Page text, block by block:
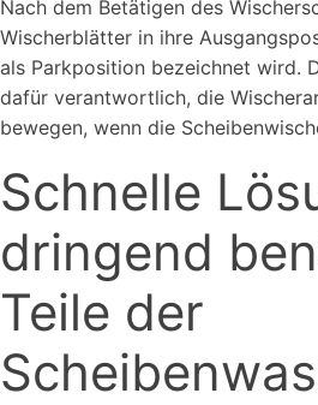
Nach dem Betätigen des
Wischerblätter in ihre
als Parkposition bezeichnet wird.
dafür verantwortlich, die
bewegen, wenn die
Schnelle
dringend
Teile der